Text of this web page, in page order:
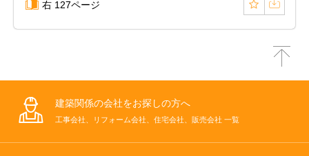
右 127ページ
建築関係の会社をお探しの方へ
工事会社、リフォーム会社、住宅会社、販売会社 一覧